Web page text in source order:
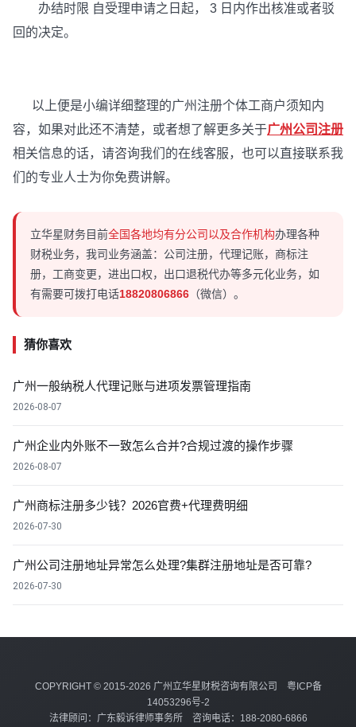
办结时限 自受理申请之日起， 3 日内作出核准或者驳
回的决定。
以上便是小编详细整理的广州注册个体工商户须知内
容，如果对此还不清楚，或者想了解更多关于广州公司注册
相关信息的话，请咨询我们的在线客服，也可以直接联系我
们的专业人士为你免费讲解。
立华星财务目前全国各地均有分公司以及合作机构办理各种
财税业务，我司业务涵盖：公司注册，代理记账，商标注
册，工商变更，进出口权，出口退税代办等多元化业务，如
有需要可拨打电话18820806866 （微信）。
猜你喜欢
广州一般纳税人代理记账与进项发票管理指南
2026-08-07
广州企业内外账不一致怎么合并?合规过渡的操作步骤
2026-08-07
广州商标注册多少钱？2026官费+代理费明细
2026-07-30
广州公司注册地址异常怎么处理?集群注册地址是否可靠?
2026-07-30
COPYRIGHT © 2015-2026 广州立华星财税咨询有限公司 粤ICP备
14053296号-2
法律顾问：广东毅诉律师事务所 咨询电话：188-2080-6866